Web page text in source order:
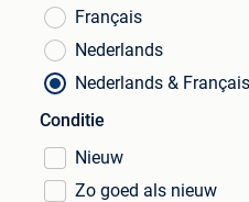
Français
Nederlands
Nederlands & Français
Conditie
Nieuw
Zo goed als nieuw